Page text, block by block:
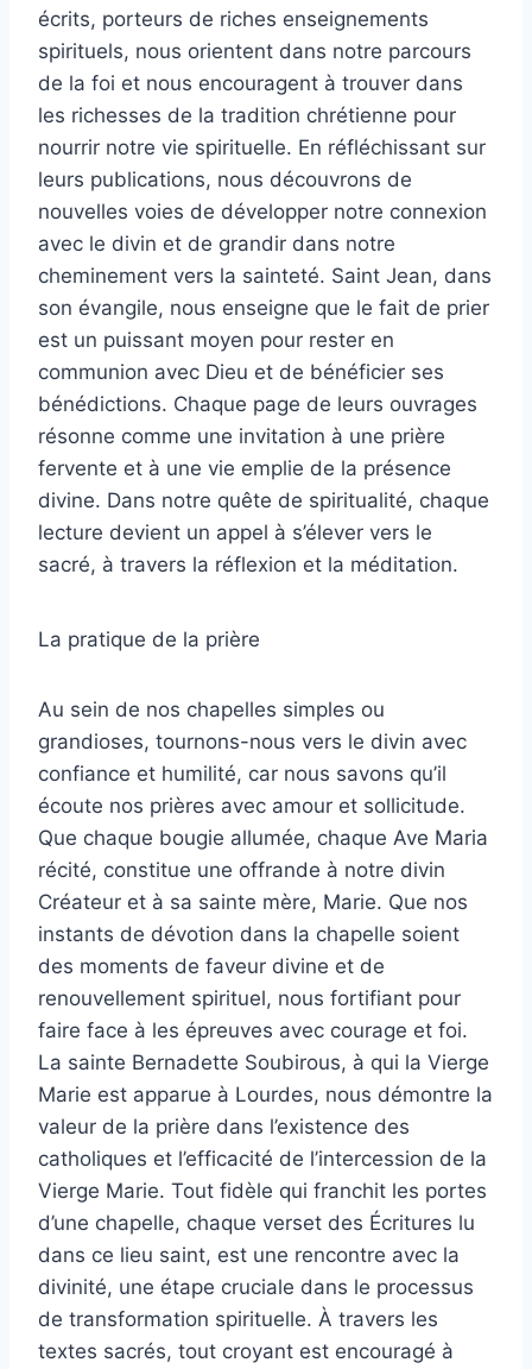
écrits, porteurs de riches enseignements
spirituels, nous orientent dans notre parcours
de la foi et nous encouragent à trouver dans
les richesses de la tradition chrétienne pour
nourrir notre vie spirituelle. En réfléchissant sur
leurs publications, nous découvrons de
nouvelles voies de développer notre connexion
avec le divin et de grandir dans notre
cheminement vers la sainteté. Saint Jean, dans
son évangile, nous enseigne que le fait de prier
est un puissant moyen pour rester en
communion avec Dieu et de bénéficier ses
bénédictions. Chaque page de leurs ouvrages
résonne comme une invitation à une prière
fervente et à une vie emplie de la présence
divine. Dans notre quête de spiritualité, chaque
lecture devient un appel à s’élever vers le
sacré, à travers la réflexion et la méditation.
La pratique de la prière
Au sein de nos chapelles simples ou
grandioses, tournons-nous vers le divin avec
confiance et humilité, car nous savons qu’il
écoute nos prières avec amour et sollicitude.
Que chaque bougie allumée, chaque Ave Maria
récité, constitue une offrande à notre divin
Créateur et à sa sainte mère, Marie. Que nos
instants de dévotion dans la chapelle soient
des moments de faveur divine et de
renouvellement spirituel, nous fortifiant pour
faire face à les épreuves avec courage et foi.
La sainte Bernadette Soubirous, à qui la Vierge
Marie est apparue à Lourdes, nous démontre la
valeur de la prière dans l’existence des
catholiques et l’efficacité de l’intercession de la
Vierge Marie. Tout fidèle qui franchit les portes
d’une chapelle, chaque verset des Écritures lu
dans ce lieu saint, est une rencontre avec la
divinité, une étape cruciale dans le processus
de transformation spirituelle. À travers les
textes sacrés, tout croyant est encouragé à